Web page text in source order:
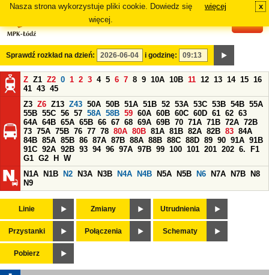
Nasza strona wykorzystuje pliki cookie. Dowiedz się
więcej.
więcej x
Sprawdź rozkład na dzień: i godzinę:
Z Z1 Z2 0 1 2 3 4 5 6 7 8 9 10A 10B 11 12 13 14 15 16
41 43 45
Z3 Z6 Z13 Z43 50A 50B 51A 51B 52 53A 53C 53B 54B 55A
55B 55C 56 57 58A 58B 59 60A 60B 60C 60D 61 62 63
64A 64B 65A 65B 66 67 68 69A 69B 70 71A 71B 72A 72B
73 75A 75B 76 77 78 80A 80B 81A 81B 82A 82B 83 84A
84B 85A 85B 86 87A 87B 88A 88B 88C 88D 89 90 91A 91B
91C 92A 92B 93 94 96 97A 97B 99 100 101 201 202 6.
F1
G1 G2 H
W
N1A
N1B N2 N3A N3B N4A N4B N5A N5B N6 N7A N7B
N8
N9
Linie Zmiany Utrudnienia
Przystanki Połączenia Schematy
Pobierz